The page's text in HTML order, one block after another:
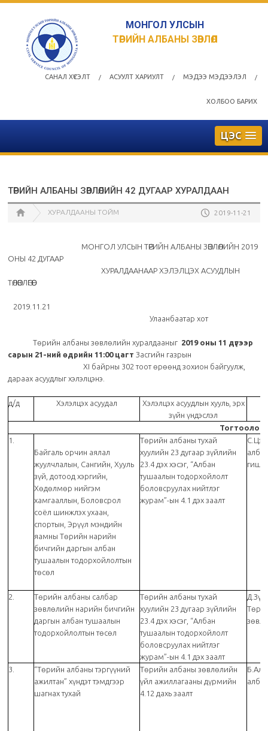
МОНГОЛ УЛСЫН
ТӨРИЙН АЛБАНЫ ЗӨВЛӨЛ
САНАЛ ХҮСЭЛТ / АСУУЛТ ХАРИУЛТ / МЭДЭЭ МЭДЭЭЛЭЛ /
ХОЛБОО БАРИХ
ЦЭС
ТӨРИЙН АЛБАНЫ ЗӨВЛӨЛИЙН 42 ДУГААР ХУРАЛДААН
ХУРАЛДААНЫ ТОЙМ 2019-11-21
МОНГОЛ УЛСЫН ТӨРИЙН АЛБАНЫ ЗӨВЛӨЛИЙН 2019
ОНЫ 42 ДУГААР
ХУРАЛДААНААР ХЭЛЭЛЦЭХ АСУУДЛЫН
ТӨЛӨВЛӨГӨӨ
2019.11.21
Улаанбаатар хот
Төрийн албаны зөвлөлийн хуралдааныг 2019 оны 11 дүгээр
сарын 21-ний өдрийн 11:00 цагт Засгийн газрын
XI байрны 302 тоот өрөөнд зохион байгуулж,
дараах асуудлыг хэлэлцэнэ.
д/д Хэлэлцэх асуудал
Хэлэлцэх асуудлын хууль, эрх
зүйн үндэслэл
1.
Байгаль орчин аялал
жуулчлалын, Сангийн, Хууль
зүй, дотоод хэргийн,
Хөдөлмөр нийгэм
хамгааллын, Боловсрол
соёл шинжлэх ухаан,
спортын, Эрүүл мэндийн
яамны Төрийн нарийн
бичгийн даргын албан
тушаалын тодорхойлолтын
төсөл
Төрийн албаны тухай
хуулийн 23 дугаар зүйлийн
23.4 дэх хэсэг, “Албан
тушаалын тодорхойлолт
боловсруулах нийтлэг
журам”-ын 4.1 дэх заалт
2.
Төрийн албаны салбар
зөвлөлийн нарийн бичгийн
даргын албан тушаалын
тодорхойлолтын төсөл
Төрийн албаны тухай
хуулийн 23 дугаар зүйлийн
23.4 дэх хэсэг, “Албан
тушаалын тодорхойлолт
боловсруулах нийтлэг
журам”-ын 4.1 дэх заалт
3.
“Төрийн албаны тэргүүний
ажилтан” хүндэт тэмдгээр
шагнах тухай
Төрийн албаны зөвлөлийн
үйл ажиллагааны дүрмийн
4.12 дахь заалт